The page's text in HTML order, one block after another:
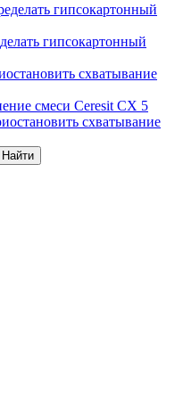
гипсокартонный
гипсокартонный
схватывание
смеси Ceresit СХ 5
схватывание